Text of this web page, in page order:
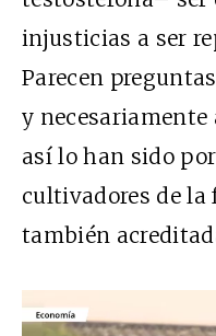
injusticias a ser
Parecen
y necesariamente
así lo han sido
cultivadores de
también